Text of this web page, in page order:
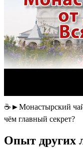
☕►Монастырский
чём главный секрет?
Опыт других